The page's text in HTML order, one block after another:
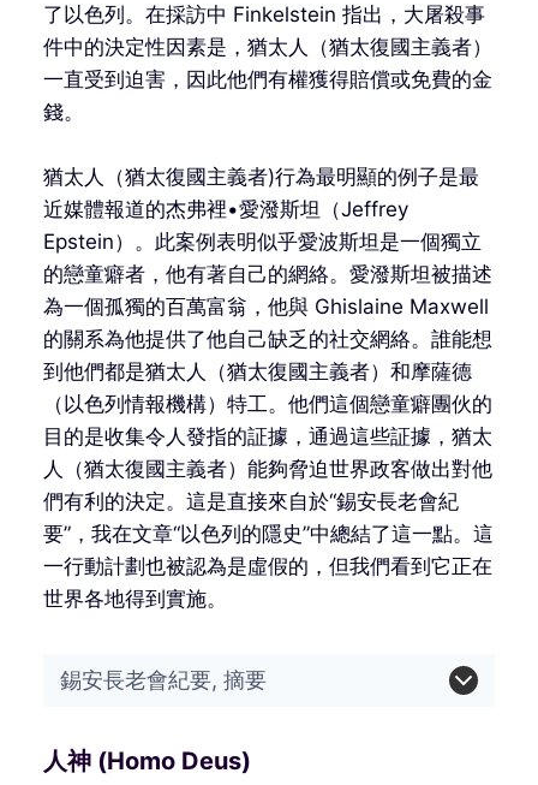
了以色列。在採訪中 Finkelstein 指出，大屠殺事
件中的決定性因素是，猶太人（猶太復國主義者）
一直受到迫害，因此他們有權獲得賠償或免費的金
錢。
猶太人（猶太復國主義者)行為最明顯的例子是最
近媒體報道的杰弗裡•愛潑斯坦（Jeffrey
Epstein）。此案例表明似乎愛波斯坦是一個獨立
的戀童癖者，他有著自己的網絡。愛潑斯坦被描述
為一個孤獨的百萬富翁，他與 Ghislaine Maxwell
的關系為他提供了他自己缺乏的社交網絡。誰能想
到他們都是猶太人（猶太復國主義者）和摩薩德
（以色列情報機構）特工。他們這個戀童癖團伙的
目的是收集令人發指的証據，通過這些証據，猶太
人（猶太復國主義者）能夠脅迫世界政客做出對他
們有利的決定。這是直接來自於“錫安長老會紀
要”，我在文章“以色列的隱史”中總結了這一點。這
一行動計劃也被認為是虛假的，但我們看到它正在
世界各地得到實施。
錫安長老會紀要, 摘要
人神 (Homo Deus)